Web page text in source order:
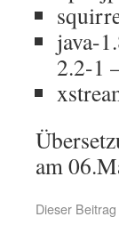
java-
2.2-1
am
Dieser